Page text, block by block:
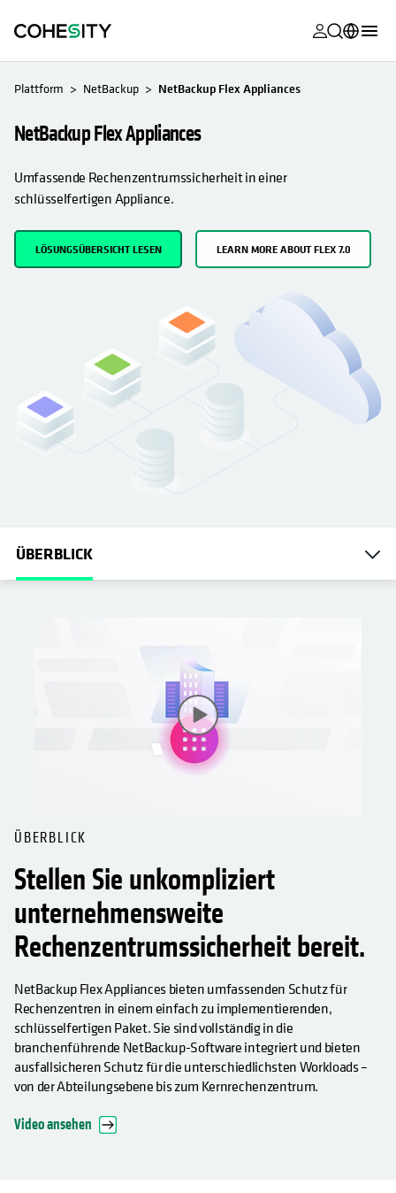
wird in
wird in
wird in
wird in
wird in
Academy
wird in
wird in
Partner
wird in
日本語 (Japan)
한국어 (South
Español (Spain)
Plattform NetBackup NetBackup Flex Appliances
NetBackup Flex Appliances
Umfassende Rechenzentrumssicherheit in einer
schlüsselfertigen Appliance.
LÖSUNGSÜBERSICHT LESEN LEARN MORE ABOUT FLEX 7.0
ÜBERBLICK
ÜBERBLICK
Stellen Sie unkompliziert
unternehmensweite
Rechenzentrumssicherheit bereit.
NetBackup Flex Appliances bieten umfassenden Schutz für
Rechenzentren in einem einfach zu implementierenden,
schlüsselfertigen Paket. Sie sind vollständig in die
branchenführende NetBackup-Software integriert und bieten
ausfallsicheren Schutz für die unterschiedlichsten Workloads –
von der Abteilungsebene bis zum Kernrechenzentrum.
Video ansehen